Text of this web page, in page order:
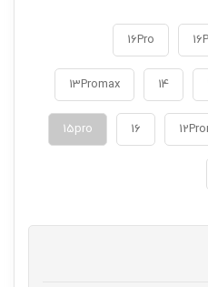
16Pro
14
13Promax
16
15pro